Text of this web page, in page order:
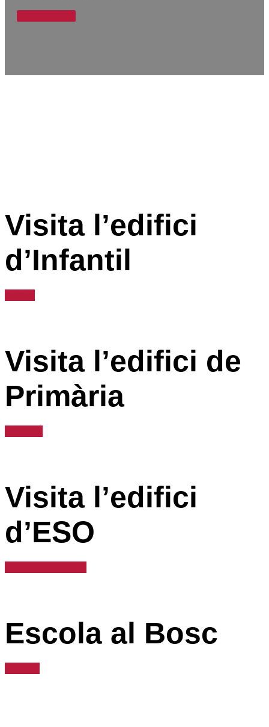
Visita l’edifici
d’Infantil
Visita l’edifici de
Primària
Visita l’edifici
d’ESO
Escola al Bosc